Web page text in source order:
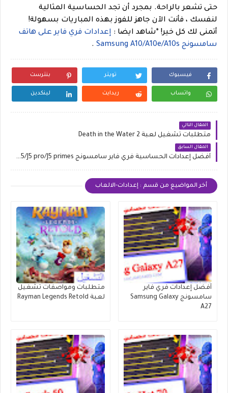
حتى تشعر بالراحة. بمجرد أن تجد الحساسية المثالية
لنفسك ، فأنت الآن جاهز للفوز بهذه المباريات بسهولة!
أتمنى لك كل خير! *شاهد ايضا : إعدادات فري فاير على هاتف
سامسونج Samsung A10/A10e/A10s
.
فيسبوك تويتر بنترست
واتساب ريدايت لينكدين
المقال التالي
متطلبات تشغيل لعبة Death in the Water 2
المقال السابق
أفضل إعدادات الحساسية فري فاير سامسونج Samsung J5/J5 pro/J5 primes
أخر المواضيع من قسم : إعدادات-الالعاب
أفضل إعدادات فري فاير
سامسونج Samsung Galaxy
A27
متطلبات ومواصفات تشغيل
لعبة Rayman Legends Retold